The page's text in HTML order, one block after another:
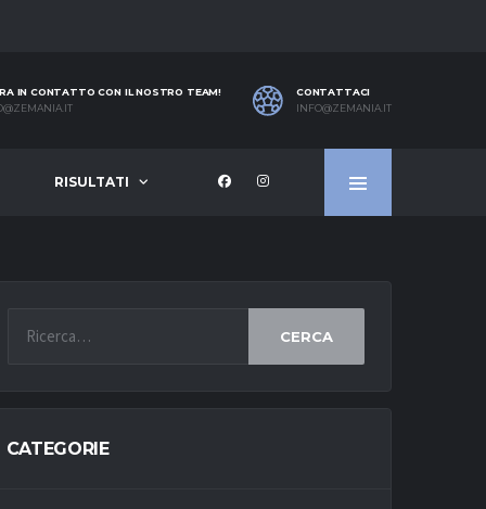
IN CONTATTO CON IL NOSTRO TEAM!
CONTATTACI
INFO@ZEMANIA.IT
RISULTATI
CERCA
CATEGORIE